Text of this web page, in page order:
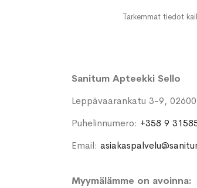
Tarkemmat tiedot
Sanitum Apteekki Sello
Leppävaarankatu 3-9, 02600
Puhelinnumero: +358 9
Email:
Myymälämme on avoinna: